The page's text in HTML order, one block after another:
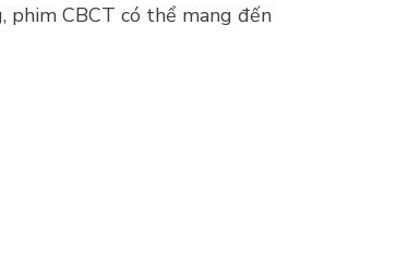
phim CBCT có thể mang đến